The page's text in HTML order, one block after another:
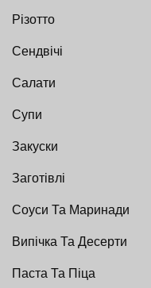
Різотто
Сендвічі
Салати
Супи
Закуски
Заготівлі
Соуси Та Маринади
Випічка Та Десерти
Паста Та Піца